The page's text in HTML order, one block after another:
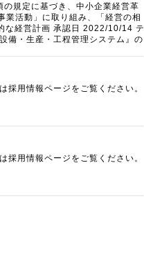
規定に基づき、中小企業経営革
活動」に取り組み、「経営の相
な経営計画 承認日 2022/10/14 テ
備・生産・工程管理システム』の
採用情報ページをご覧ください。
採用情報ページをご覧ください。